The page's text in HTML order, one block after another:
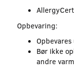
Opbevaring:
Bør ikke
andre